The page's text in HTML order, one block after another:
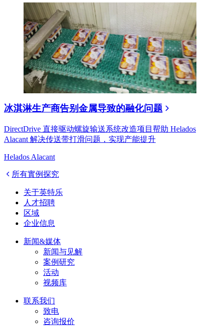
冰淇淋生产商告别金属导致的融化问题
DirectDrive 直接驱动螺旋输送系统改造项目帮助 Helados
Alacant 解决传送带打滑问题，实现产能提升
Helados Alacant
所有實例探究
关于英特乐
人才招聘
区域
企业信息
新闻&媒体
新闻与见解
案例研究
活动
视频库
联系我们
致电
咨询报价